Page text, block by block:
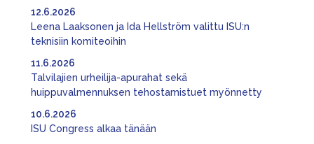
Leena Laaksonen ja Ida Hellström valittu ISU:n
teknisiin komiteoihin
12.6.2026
Talvilajien urheilija-apurahat sekä
huippuvalmennuksen tehostamistuet myönnetty
11.6.2026
ISU Congress alkaa tänään
10.6.2026